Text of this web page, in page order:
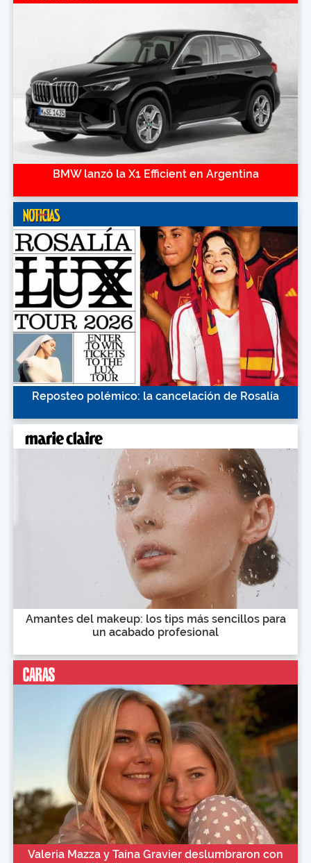
BMW lanzó la X1 Efficient en Argentina
Reposteo polémico: la cancelación de Rosalía
Amantes del makeup: los tips más sencillos para
un acabado profesional
Valeria Mazza y Taína Gravier deslumbraron con